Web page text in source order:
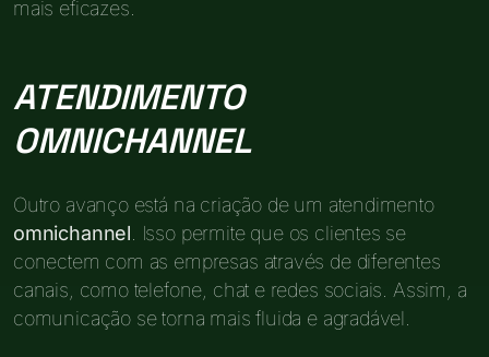
mais eficazes.
ATENDIMENTO
OMNICHANNEL
Outro avanço está na criação de um atendimento
omnichannel . Isso permite que os clientes se
conectem com as empresas através de diferentes
canais, como telefone, chat e redes sociais. Assim, a
comunicação se torna mais fluida e agradável.